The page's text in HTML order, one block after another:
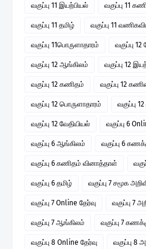
வகுப்பு 11 இயற்பியல் வகுப்பு 11
வகுப்பு 11 தமிழ் வகுப்பு 11
வகுப்பு 11பொருளாதாரம் வகுப்பு
வகுப்பு 12 ஆங்கிலம் வகுப்பு 12
வகுப்பு 12 கணிதம் வகுப்பு 12
வகுப்பு 12 பொருளாதாரம் வகுப்பு
வகுப்பு 12 வேதியியல் வகுப்பு 6
வகுப்பு 6 ஆங்கிலம் வகுப்பு 6
வகுப்பு 6 கணிதம் வினாத்தாள்
வகுப்பு 6 தமிழ் வகுப்பு 7 சமூக
வகுப்பு 7 Online தேர்வு வகுப்பு 7
வகுப்பு 7 ஆங்கிலம் வகுப்பு 7
வகுப்பு 8 Online தேர்வு வகுப்பு 8